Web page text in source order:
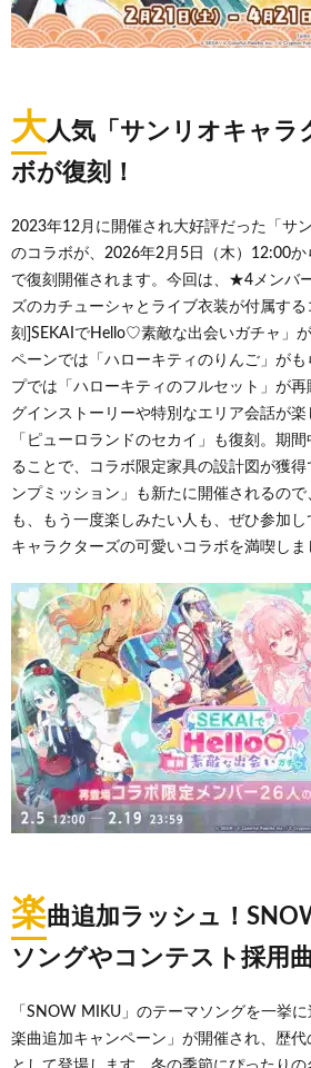
大人気「サンリオキャラ
ボが復刻！
2023年12月に開催され大好評だった「サ
のコラボが、2026年2月5日（木）12:00
で復刻開催されます。今回は、★4メンバ
ズのカチューシャとライブ衣装が付属する
刻]SEKAIでHello♡素敵な出会いガチャ」
ペーンでは「ハローキティのりんご」が
プでは「ハローキティのフルセット」が
グインストーリーや特別なエリア会話が
「ピューロランドのセカイ」も復刻。期
ることで、コラボ限定家具の設計図が獲
ンプミッション」も新たに開催されるの
も、もう一度楽しみたい人も、ぜひ参加
キャラクターズの可愛いコラボを満喫しま
楽曲追加ラッシュ！
ソングやコンテスト採用
「SNOW MIKU」のテーマソングを一挙
楽曲追加キャンペーン」が開催され、歴